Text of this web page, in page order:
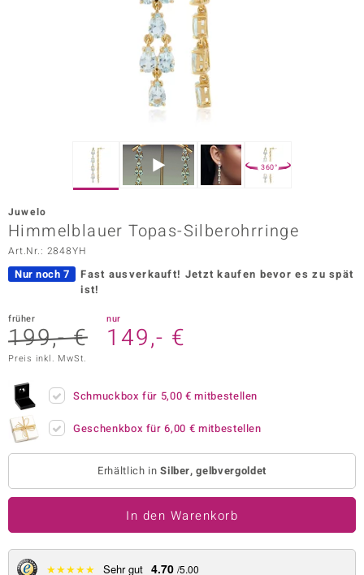
Vogue
Collection
360°
Juwelo
Himmelblauer Topas-Silberohrringe
Art.Nr.: 2848YH
Nur noch 7 Fast ausverkauft! Jetzt kaufen bevor es zu spät
ist!
früher
199,- €
nur
149,- €
Preis inkl. MwSt.
Schmuckbox für 5,00 € mitbestellen
Geschenkbox für6,00 € mitbestellen
Erhältlich inSilber, gelbvergoldet
In den Warenkorb
★★★★★ Sehr gut 4.70 /5.00